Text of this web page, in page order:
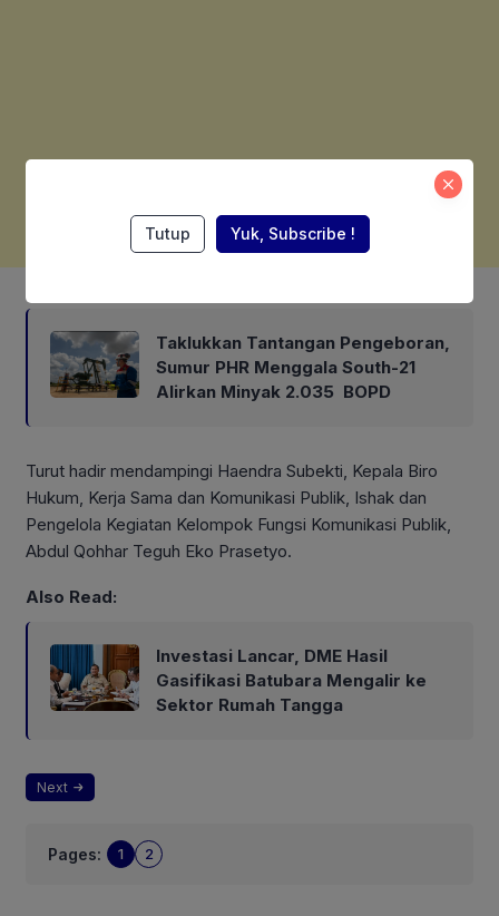
Taklukkan Tantangan Pengeboran,
Sumur PHR Menggala South-21
Alirkan Minyak 2.035 BOPD
Turut hadir mendampingi Haendra Subekti, Kepala Biro
Hukum, Kerja Sama dan Komunikasi Publik, Ishak dan
Pengelola Kegiatan Kelompok Fungsi Komunikasi Publik,
Abdul Qohhar Teguh Eko Prasetyo.
Also Read:
Investasi Lancar, DME Hasil
Gasifikasi Batubara Mengalir ke
Sektor Rumah Tangga
Next
Pages: 1 2
Tutup Yuk, Subscribe !